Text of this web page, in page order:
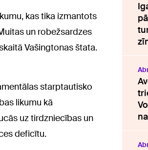
kas tika izmantots
un robežsardzes
Vašingtonas štata.
starptautisko
likumu kā
uz tirdzniecības un
deficītu.